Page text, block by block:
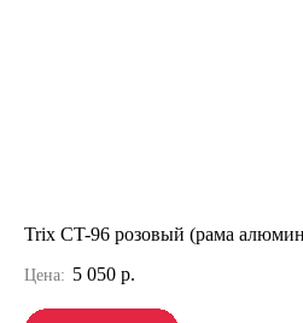
Trix CT-96 розовый (рама
Цена: 5 050 р.